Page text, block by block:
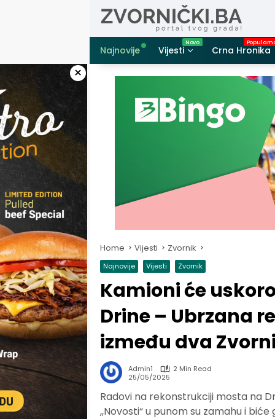
Najnovije
Vijesti Crna Hronika
×
Home Vijesti Zvornik
Najnovije Vijesti Zvornik
Kamioni će
Drine – Ubrzana
između dva
Admin1
2 Min Read
25/05/2025
Radovi na rekonstrukciji mosta na
,,Novosti“ u punom su zamahu i